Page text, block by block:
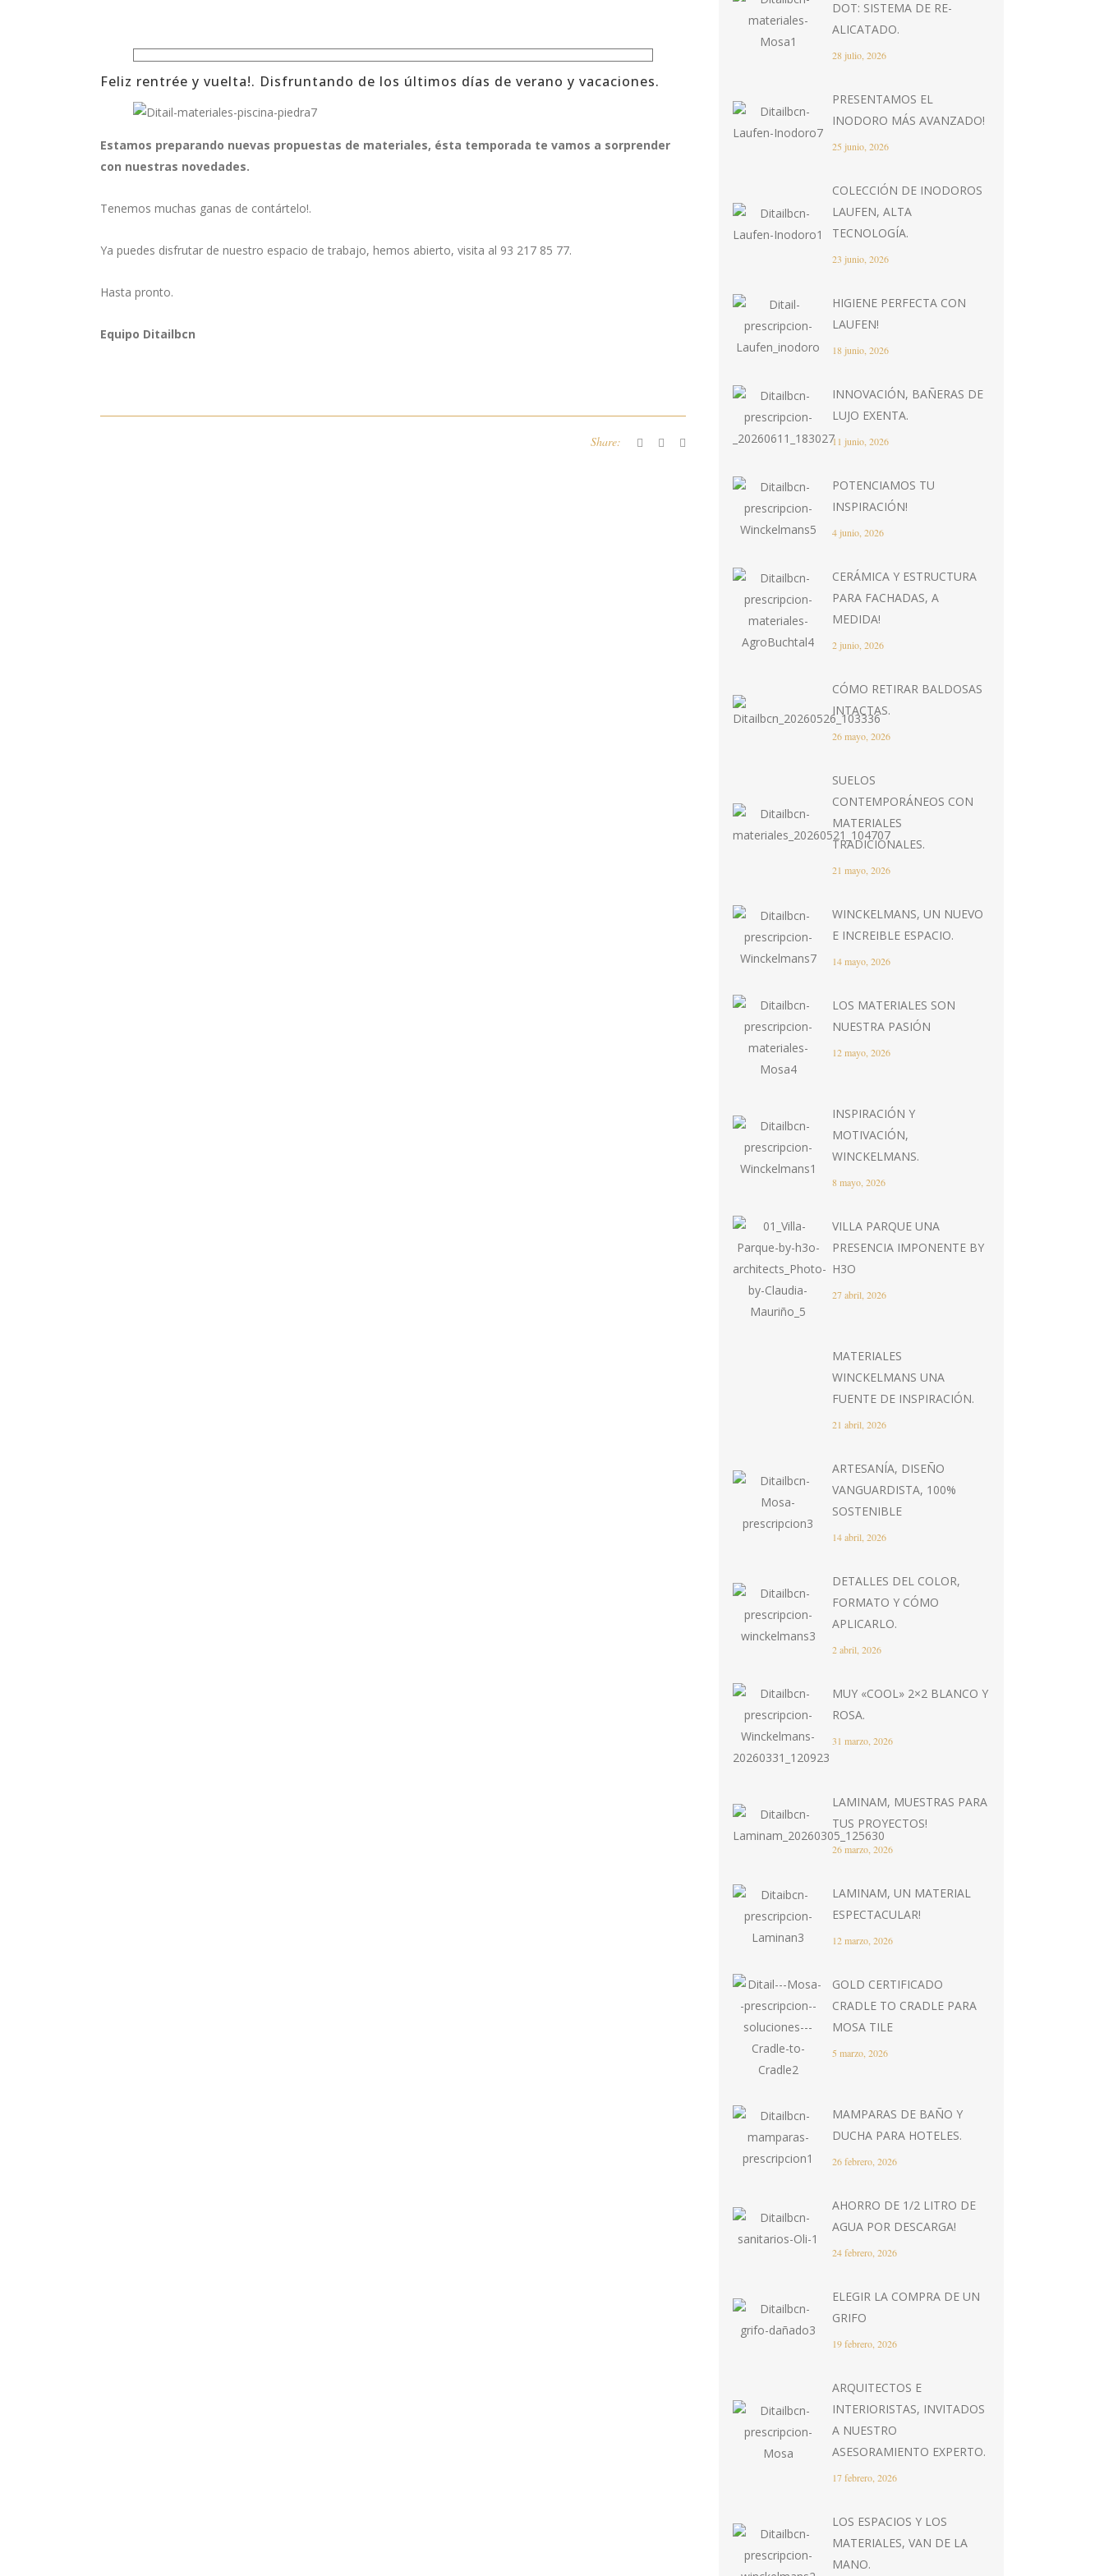
Feliz rentrée y vuelta!. Disfruntando de los últimos días de verano y vacaciones.
Estamos preparando nuevas propuestas de materiales, ésta temporada te vamos a sorprender
con nuestras novedades.
Tenemos muchas ganas de contártelo!.
Ya puedes disfrutar de nuestro espacio de trabajo, hemos abierto, visita al 93 217 85 77.
Hasta pronto.
Equipo Ditailbcn
Share:
DOT: SISTEMA DE RE-
ALICATADO.
28 julio, 2026
PRESENTAMOS EL
INODORO MÁS AVANZADO!
25 junio, 2026
COLECCIÓN DE INODOROS
LAUFEN, ALTA
TECNOLOGÍA.
23 junio, 2026
HIGIENE PERFECTA CON
LAUFEN!
18 junio, 2026
INNOVACIÓN, BAÑERAS DE
LUJO EXENTA.
11 junio, 2026
POTENCIAMOS TU
INSPIRACIÓN!
4 junio, 2026
CERÁMICA Y ESTRUCTURA
PARA FACHADAS, A
MEDIDA!
2 junio, 2026
CÓMO RETIRAR BALDOSAS
INTACTAS.
26 mayo, 2026
SUELOS
CONTEMPORÁNEOS CON
MATERIALES
TRADICIONALES.
21 mayo, 2026
WINCKELMANS, UN NUEVO
E INCREIBLE ESPACIO.
14 mayo, 2026
LOS MATERIALES SON
NUESTRA PASIÓN
12 mayo, 2026
INSPIRACIÓN Y
MOTIVACIÓN,
WINCKELMANS.
8 mayo, 2026
VILLA PARQUE UNA
PRESENCIA IMPONENTE BY
H3O
27 abril, 2026
MATERIALES
WINCKELMANS UNA
FUENTE DE INSPIRACIÓN.
21 abril, 2026
ARTESANÍA, DISEÑO
VANGUARDISTA, 100%
SOSTENIBLE
14 abril, 2026
DETALLES DEL COLOR,
FORMATO Y CÓMO
APLICARLO.
2 abril, 2026
MUY «COOL» 2×2 BLANCO Y
ROSA.
31 marzo, 2026
LAMINAM, MUESTRAS PARA
TUS PROYECTOS!
26 marzo, 2026
LAMINAM, UN MATERIAL
ESPECTACULAR!
12 marzo, 2026
GOLD CERTIFICADO
CRADLE TO CRADLE PARA
MOSA TILE
5 marzo, 2026
MAMPARAS DE BAÑO Y
DUCHA PARA HOTELES.
26 febrero, 2026
AHORRO DE 1/2 LITRO DE
AGUA POR DESCARGA!
24 febrero, 2026
ELEGIR LA COMPRA DE UN
GRIFO
19 febrero, 2026
ARQUITECTOS E
INTERIORISTAS, INVITADOS
A NUESTRO
ASESORAMIENTO EXPERTO.
17 febrero, 2026
LOS ESPACIOS Y LOS
MATERIALES, VAN DE LA
MANO.